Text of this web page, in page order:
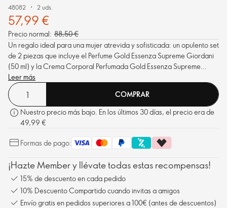
48082 2 uds.
57,99 €
Precio normal: 88,50 €
Un regalo ideal para una mujer atrevida y sofisticada: un opulento set
de 2 piezas que incluye el Perfume Gold Essenza Supreme Giordani
(50 ml) y la Crema Corporal Perfumada Gold Essenza Supreme
Giordani (250 ml).
Leer más
COMPRAR
Nuestro precio más bajo. En los últimos 30 días, el precio era de
49,99 €
Formas de pago:
¡Hazte Member y llévate todas estas recompensas!
15% de descuento en cada pedido
10% Descuento Compartido cuando invitas a amigos
Envío gratis en pedidos superiores a 100€ (antes de descuentos)